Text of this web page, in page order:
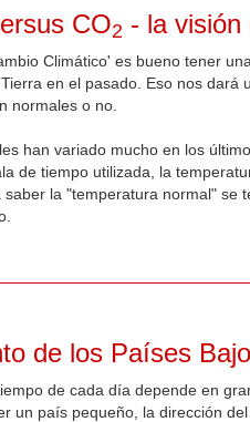
CO2 - la visión
Climático' es bueno tener
en el pasado. Eso nos dará
normales o no.
han variado mucho en los
de tiempo utilizada, la
la "temperatura normal" se
de los Países
de cada día depende en
un país pequeño, la dirección